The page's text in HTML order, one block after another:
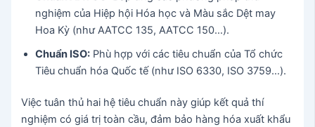
nghiệm của Hiệp hội Hóa học và Màu sắc Dệt may
Hoa Kỳ (như AATCC 135, AATCC 150…).
Chuẩn ISO: Phù hợp với các tiêu chuẩn của Tổ chức
Tiêu chuẩn hóa Quốc tế (như ISO 6330, ISO 3759…).
Việc tuân thủ hai hệ tiêu chuẩn này giúp kết quả thí
nghiệm có giá trị toàn cầu, đảm bảo hàng hóa xuất khẩu